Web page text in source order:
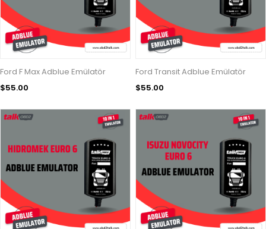
Ford F Max Adblue Emülatör
$55.00
Ford Transit Adblue Emülatör
$55.00